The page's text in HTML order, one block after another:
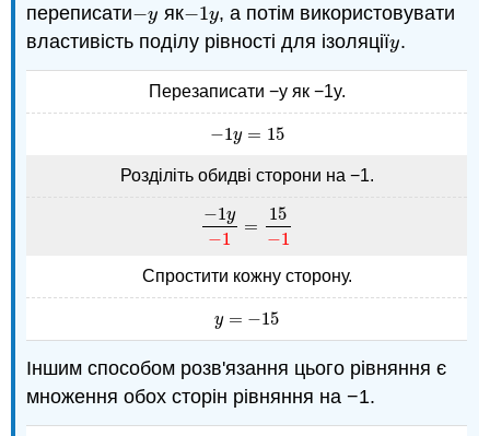
переписати−y
−y як−1y
−1y, а потім використовувати
властивість поділу рівності для ізоляціїy
y.
Перезаписати −y як −1y.
−1y = 15
−1y=15
Розділіть обидві сторони на −1.
−1y
−1
=
15
−1
−1y− 1= 15−1
Спростити кожну сторону.
y = −15
y=− 15
Іншим способом розв'язання цього рівняння є
множення обох сторін рівняння на −1.